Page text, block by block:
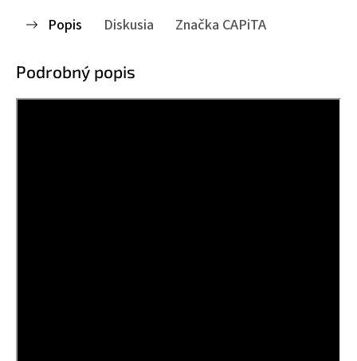
Popis Diskusia Značka CAPiTA
Podrobný popis